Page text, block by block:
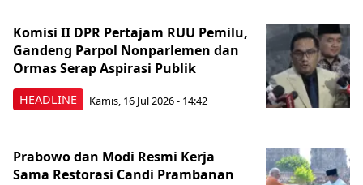
HEADLINE
Komisi II DPR Pertajam RUU Pemilu,
Gandeng Parpol Nonparlemen dan
Ormas Serap Aspirasi Publik
Kamis, 16 Jul 2026 - 14:42
Prabowo dan Modi Resmi Kerja
Sama Restorasi Candi Prambanan